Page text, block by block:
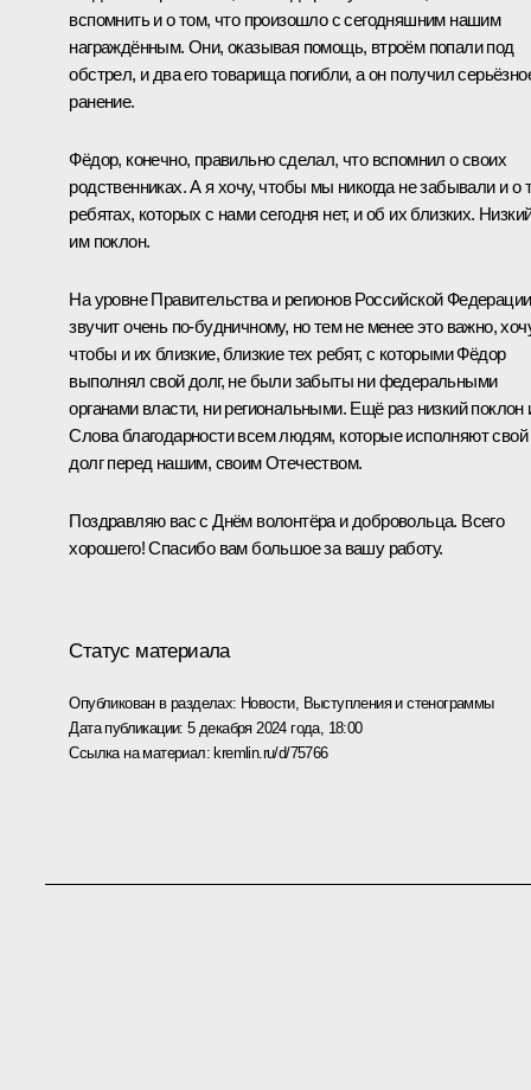
вспомнить и о том, что произошло с сегодняшним нашим
награждённым. Они, оказывая помощь, втроём попали под
обстрел, и два его товарища погибли, а он получил
ранение.
Фёдор, конечно, правильно сделал, что вспомнил о своих
родственниках. А я хочу, чтобы мы никогда не забывали и о
ребятах, которых с нами сегодня нет, и об их близких.
им поклон.
На уровне Правительства и регионов Российской Федерации
звучит очень по-будничному, но тем не менее это важно,
чтобы и их близкие, близкие тех ребят, с которыми Фёдор
выполнял свой долг, не были забыты ни федеральными
органами власти, ни региональными. Ещё раз низкий поклон
Слова благодарности всем людям, которые исполняют свой
долг перед нашим, своим Отечеством.
Поздравляю вас с Днём волонтёра и добровольца. Всего
хорошего! Спасибо вам большое за вашу работу.
Статус материала
Опубликован в разделах: Новости, Выступления и стенограммы
Дата публикации:5 декабря 2024 года, 18:00
Ссылка на материал: kremlin.ru/d/75766